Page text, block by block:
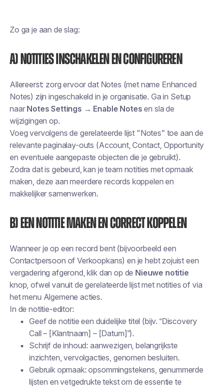
Zo ga je aan de slag:
a) Notities inschakelen en configureren
Allereerst: zorg ervoor dat Notes (met name Enhanced
Notes) zijn ingeschakeld in je organisatie. Ga in Setup
naar Notes Settings → Enable Notes en sla de
wijzigingen op.
Voeg vervolgens de gerelateerde lijst "Notes" toe aan de
relevante paginalay-outs (Account, Contact, Opportunity
en eventuele aangepaste objecten die je gebruikt).
Zodra dat is gebeurd, kan je team notities met opmaak
maken, deze aan meerdere records koppelen en
makkelijker samenwerken.
b) Een notitie maken en correct koppelen
Wanneer je op een record bent (bijvoorbeeld een
Contactpersoon of Verkoopkans) en je hebt zojuist een
vergadering afgerond, klik dan op de Nieuwe notitie
knop, ofwel vanuit de gerelateerde lijst met notities of via
het menu Algemene acties.
In de notitie-editor:
Geef de notitie een duidelijke titel (bijv. “Discovery
Call – [Klantnaam] – [Datum]”).
Schrijf de inhoud: aanwezigen, belangrijkste
inzichten, vervolgacties, genomen besluiten.
Gebruik opmaak: opsommingstekens, genummerde
lijsten en vetgedrukte tekst om de essentie te